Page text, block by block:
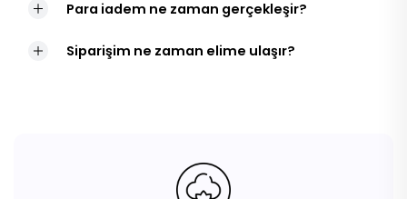
Para iadem ne zaman gerçekleşir?
Siparişim ne zaman elime ulaşır?